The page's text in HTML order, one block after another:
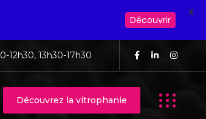
12h30, 13h30-17h30
Découvrez la vitrophanie
Découvrir
X